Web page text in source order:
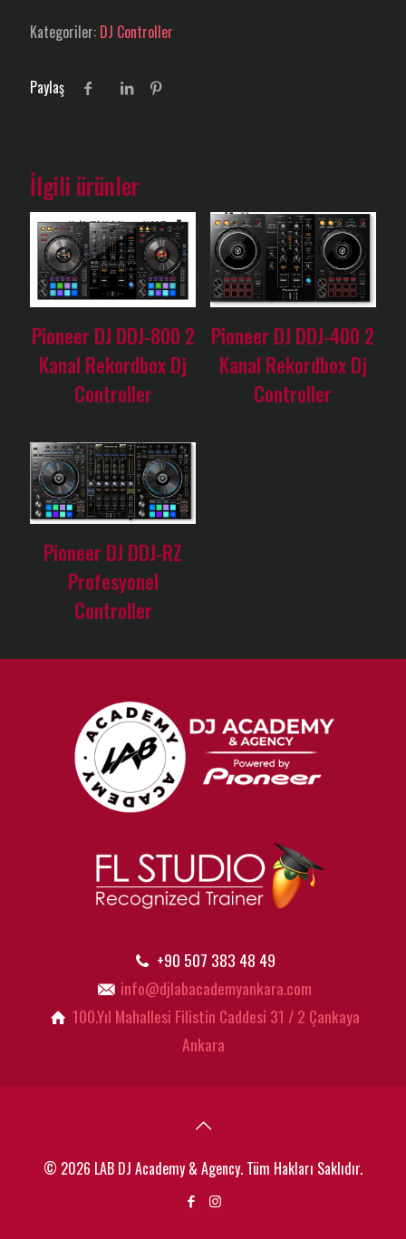
Kategoriler: DJ Controller
Paylaş
İlgili ürünler
Pioneer DJ DDJ-800 2
Kanal Rekordbox Dj
Controller
Pioneer DJ DDJ-400 2
Kanal Rekordbox Dj
Controller
Pioneer DJ DDJ-RZ
Profesyonel
Controller
+90 507 383 48 49
info@djlabacademyankara.com
100.Yıl Mahallesi Filistin Caddesi 31 / 2 Çankaya
Ankara
© 2026 LAB DJ Academy & Agency. Tüm Hakları Saklıdır.